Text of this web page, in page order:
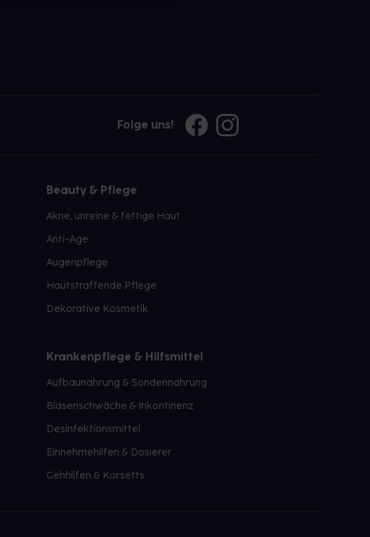
Folge uns!
Beauty & Pflege
Akne, unreine & fettige Haut
Anti-Age
Augenpflege
Hautstraffende Pflege
Dekorative Kosmetik
Krankenpflege & Hilfsmittel
Aufbaunahrung & Sondennahrung
Blasenschwäche & Inkontinenz
Desinfektionsmittel
Einnehmehilfen & Dosierer
Gehhilfen & Korsetts